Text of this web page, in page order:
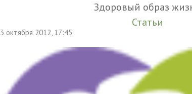
Здоровый образ
Статьи
03 октября 2012, 17:45